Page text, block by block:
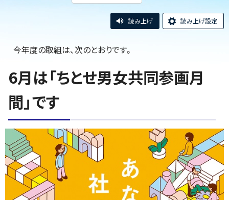
読み上げ 読み上げ設定
今年度の取組は、次のとおりです。
6月は「ちとせ男女共同参画月
間」です